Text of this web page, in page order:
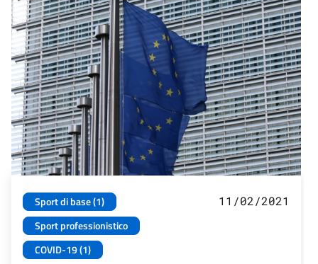
Sport di base (1)
Sport professionistico
COVID-19 (1)
11/02/2021